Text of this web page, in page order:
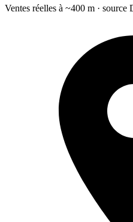
Ventes réelles à ~400 m ·